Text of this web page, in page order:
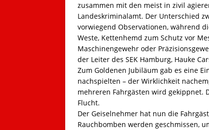
zusammen mit den meist in zivil
Landeskriminalamt. Der Unterschied
vorwiegend Observationen, während
Weste, Kettenhemd zum Schutz vor
Maschinengewehr oder
der Leiter des SEK Hamburg, Hauke
Zum Goldenen Jubiläum gab es eine
nachspielten – der Wirklichkeit
mehreren Fahrgästen wird gekippnet.
Flucht.
Der Geiselnehmer hat nun die
Rauchbomben werden geschmissen,